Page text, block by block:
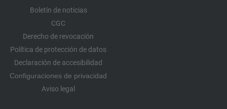
Boletín de noticias
CGC
Derecho de revocación
Política de protección de datos
Declaración de accesibilidad
Configuraciones de privacidad
Aviso legal